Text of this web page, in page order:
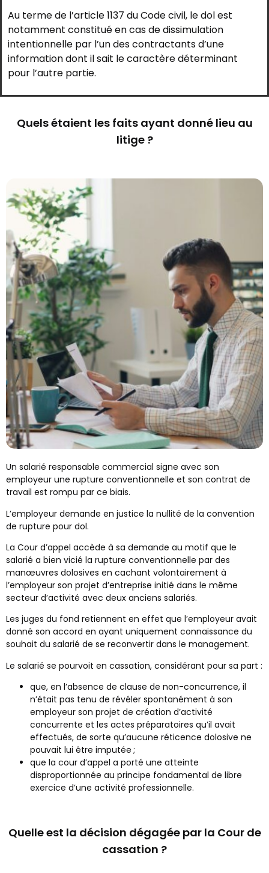
Au terme de l’article 1137 du Code civil, le dol est
notamment constitué en cas de dissimulation
intentionnelle par l’un des contractants d’une
information dont il sait le caractère déterminant
pour l’autre partie.
Quels étaient les faits ayant donné lieu au
litige ?
Un salarié responsable commercial signe avec son
employeur une rupture conventionnelle et son contrat de
travail est rompu par ce biais.
L’employeur demande en justice la nullité de la convention
de rupture pour dol.
La Cour d’appel accède à sa demande au motif que le
salarié a bien vicié la rupture conventionnelle par des
manœuvres dolosives en cachant volontairement à
l’employeur son projet d’entreprise initié dans le même
secteur d’activité avec deux anciens salariés.
Les juges du fond retiennent en effet que l’employeur avait
donné son accord en ayant uniquement connaissance du
souhait du salarié de se reconvertir dans le management.
Le salarié se pourvoit en cassation, considérant pour sa part :
que, en l’absence de clause de non-concurrence, il
n’était pas tenu de révéler spontanément à son
employeur son projet de création d’activité
concurrente et les actes préparatoires qu’il avait
effectués, de sorte qu’aucune réticence dolosive ne
pouvait lui être imputée ;
que la cour d’appel a porté une atteinte
disproportionnée au principe fondamental de libre
exercice d’une activité professionnelle.
Quelle est la décision dégagée par la Cour de
cassation ?